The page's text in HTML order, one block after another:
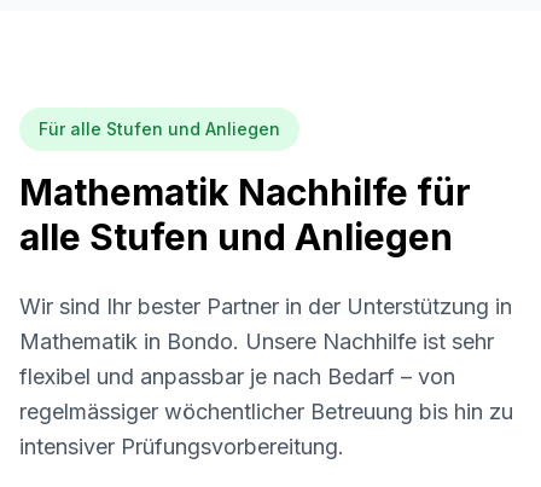
Für alle Stufen und Anliegen
Mathematik Nachhilfe für
alle Stufen und Anliegen
Wir sind Ihr bester Partner in der Unterstützung in
Mathematik in Bondo. Unsere Nachhilfe ist sehr
flexibel und anpassbar je nach Bedarf – von
regelmässiger wöchentlicher Betreuung bis hin zu
intensiver Prüfungsvorbereitung.